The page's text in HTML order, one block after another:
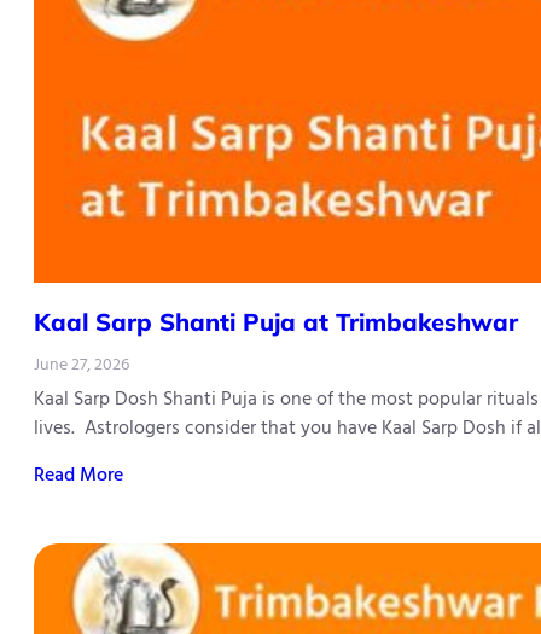
Kaal Sarp Shanti Puja at Trimbakeshwar
June 27, 2026
Kaal Sarp Dosh Shanti Puja is one of the most popular
lives. Astrologers consider that you have Kaal Sarp Dosh
Read More